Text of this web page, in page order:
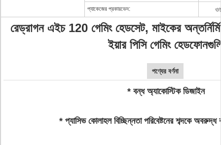
প্যাকেজের প্রকারভেদ:
রেড্রাগন এইচ 120 গেমিং হেডসেট, মাইকের
ইয়ার পিসি গেমিং
পণ্যের বর্ণনা
* বন্ধ অ্যাকোস্টিক ডিজাইন
* প্যাসিভ কোলাহল বিচ্ছিন্নতা পরিবেষ্টনের শব্দকে